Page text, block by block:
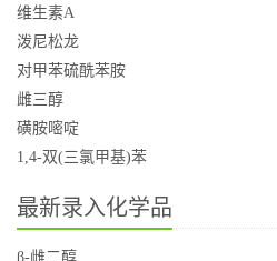
维生素A
泼尼松龙
对甲苯硫酰苯胺
雌三醇
磺胺嘧啶
1,4-双(三氯甲基)苯
最新录入化学品
β-雌二醇